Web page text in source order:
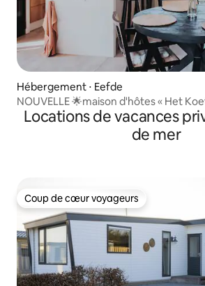
Hébergement ⋅ Eefde
NOUVELLE 🌟maison d'hôtes « Het
de baignade
Locations de vacances
de mer
Coup de cœur voyageurs
Coup de cœur voyageurs